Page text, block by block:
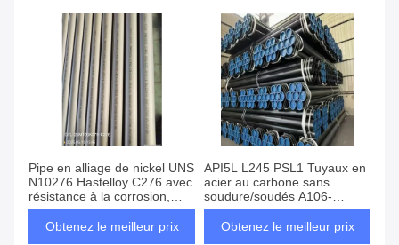
Pipe en alliage de nickel UNS
N10276 Hastelloy C276 avec
résistance à la corrosion,
stabilité à haute température
et excellente soudabilité
Obtenez le meilleur prix
API5L L245 PSL1 Tuyaux en
acier au carbone sans
soudure/soudés A106-
B/SA106B A53-B/SA53-B,
Tuyaux API 5L Grade B
Obtenez le meilleur prix